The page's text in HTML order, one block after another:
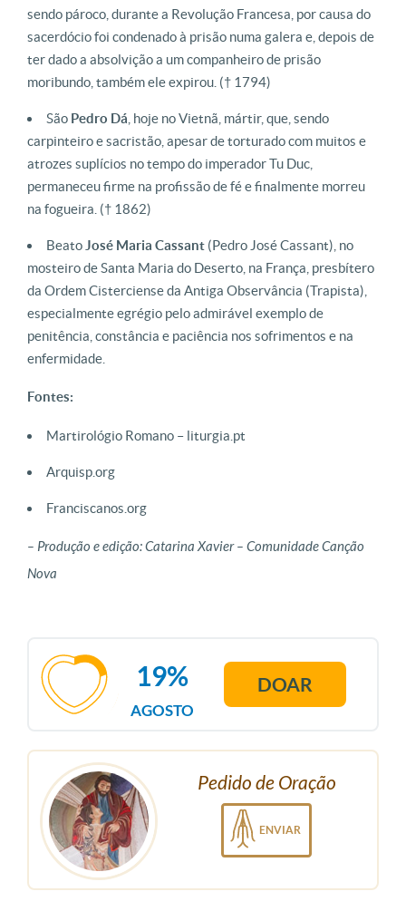
sendo pároco, durante a Revolução Francesa, por causa do
sacerdócio foi condenado à prisão numa galera e, depois de
ter dado a absolvição a um companheiro de prisão
moribundo, também ele expirou. († 1794)
São Pedro Dá , hoje no Vietnã, mártir, que, sendo
carpinteiro e sacristão, apesar de torturado com muitos e
atrozes suplícios no tempo do imperador Tu Duc,
permaneceu firme na profissão de fé e finalmente morreu
na fogueira. († 1862)
Beato José Maria Cassant (Pedro José Cassant), no
mosteiro de Santa Maria do Deserto, na França, presbítero
da Ordem Cisterciense da Antiga Observância (Trapista),
especialmente egrégio pelo admirável exemplo de
penitência, constância e paciência nos sofrimentos e na
enfermidade.
Fontes:
Martirológio Romano – liturgia.pt
Arquisp.org
Franciscanos.org
– Produção e edição: Catarina Xavier – Comunidade Canção
Nova
AGOSTO
19% DOAR
Pedido de Oração
ENVIAR